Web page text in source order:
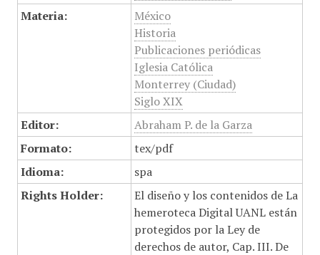
Materia:
México
Historia
Publicaciones periódicas
Iglesia Católica
Monterrey (Ciudad)
Siglo XIX
Editor:
Abraham P. de la Garza
Formato:
tex/pdf
Idioma:
spa
Rights Holder:
El diseño y los contenidos de La
hemeroteca Digital UANL están
protegidos por la Ley de
derechos de autor, Cap. III. De